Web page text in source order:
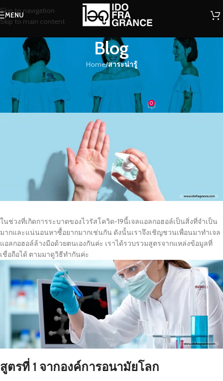
Skip to navigation
Skip to main content
MENU
Blog
Home/สาระน่ารู้
สาระน่ารู้
ทำเจลแอลกอฮอล์ล้างมือด้วยตนเอง
น้ำหอมOn 13/04/2020 0
ในช่วงที่เกิดการระบาดของไวรัสโควิด-19นี้เจลแอลกอฮอล์เป็นสิ่งที่จำเป็น
มากและแน่นอนหาซื้อยากมากเช่นกัน ดังนั้นเราจึงเชิญชวนเพื่อนมาทำเจล
แอลกอฮอล์ล้างมือด้วยตนเองกันค่ะ เราได้รวบรวมสูตรจากแหล่งข้อมูลที่
เชื่อถือได้ ตามมาดูวิธีทำกันค่ะ
สูตรที่ 1 จากองค์การอนามัยโลก